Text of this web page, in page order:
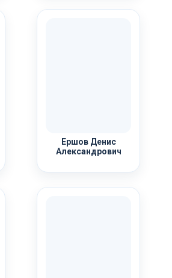
Ершов Денис
Александрович